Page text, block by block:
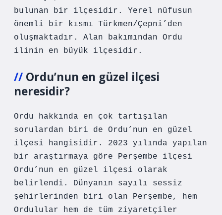
bulunan bir ilçesidir. Yerel nüfusun
önemli bir kısmı Türkmen/Çepni’den
oluşmaktadır. Alan bakımından Ordu
ilinin en büyük ilçesidir.
Ordu’nun en güzel ilçesi
neresidir?
Ordu hakkında en çok tartışılan
sorulardan biri de Ordu’nun en güzel
ilçesi hangisidir. 2023 yılında yapılan
bir araştırmaya göre Perşembe ilçesi
Ordu’nun en güzel ilçesi olarak
belirlendi. Dünyanın sayılı sessiz
şehirlerinden biri olan Perşembe, hem
Ordulular hem de tüm ziyaretçiler